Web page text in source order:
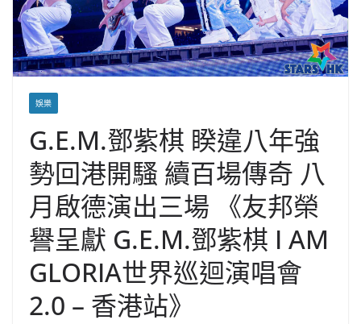
娛樂
G.E.M.鄧紫棋 睽違八年強
勢回港開騷 續百場傳奇 八
月啟德演出三場 《友邦榮
譽呈獻 G.E.M.鄧紫棋 I AM
GLORIA世界巡迴演唱會
2.0 – 香港站》